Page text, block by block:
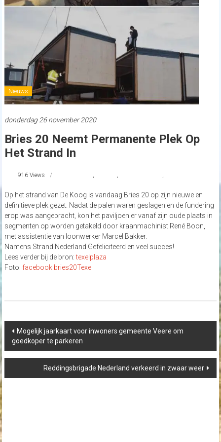
Nieuws
donderdag 26 november 2020
Bries 20 Neemt Permanente Plek Op
Het Strand In
916 Views , , ,
Op het strand van De Koog is vandaag Bries 20 op zijn nieuwe en
definitieve plek gezet. Nadat de palen waren geslagen en de fundering
erop was aangebracht, kon het paviljoen er vanaf zijn oude plaats in
segmenten op worden getakeld door kraanmachinist René Boon,
met assistentie van loonwerker Marcel Bakker.
Namens Strand Nederland Gefeliciteerd en veel succes!
Lees verder bij de bron:texelplaza
Foto: facebook bries20Texel
navigation
Mogelijk jaarkaart voor inwoners gemeente Veere om
goedkoper te parkeren
Reddingsbrigade Nederland verkeerd in zwaar weer